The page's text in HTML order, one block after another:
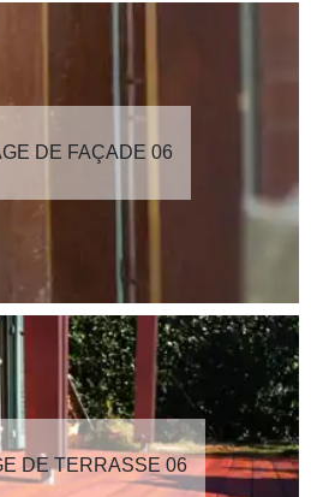
DE FAÇADE 06
DE TERRASSE 06